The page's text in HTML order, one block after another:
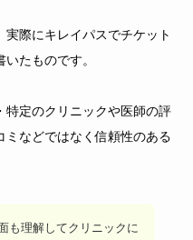
際にキレイパスでチケット
たものです。
特定のクリニックや医師の評
などではなく信頼性のある
も理解してクリニックに